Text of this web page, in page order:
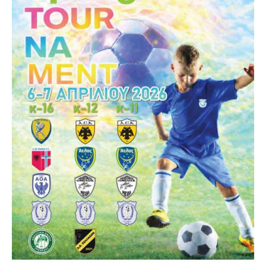
ΕΠΙΚΑΙΡΟΤΗΤΑ
ΕΠΙΚΟΙΝΩΝΙΑ